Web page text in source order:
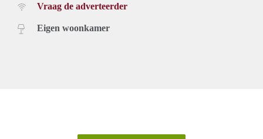
Vraag de adverteerder
Eigen woonkamer